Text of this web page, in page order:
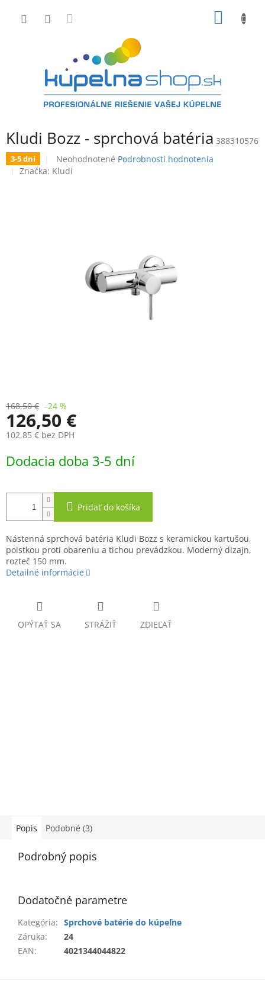
Kludi Bozz - sprchová batéria 388310576
3-5 dní
Priemerné
hodnotenie
Neohodnotené Podrobnosti hodnotenia
Značka: Kludi
168,50 € –24 %
126,50 €
102,85 € bez DPH
cena:
Dodacia doba 3-5 dní
Pridať do košíka
Nástenná sprchová batéria Kludi Bozz s keramickou kartušou,
poistkou proti obareniu a tichou prevádzkou. Moderný dizajn,
rozteč 150 mm.
Detailné informácie
OPÝTAŤ SA STRÁŽIŤ ZDIEĽAŤ
Popis Podobné (3)
Podrobný popis
Dodatočné parametre
Kategória: Sprchové batérie do kúpeľne
Záruka:
24
EAN: 4021344044822
Z